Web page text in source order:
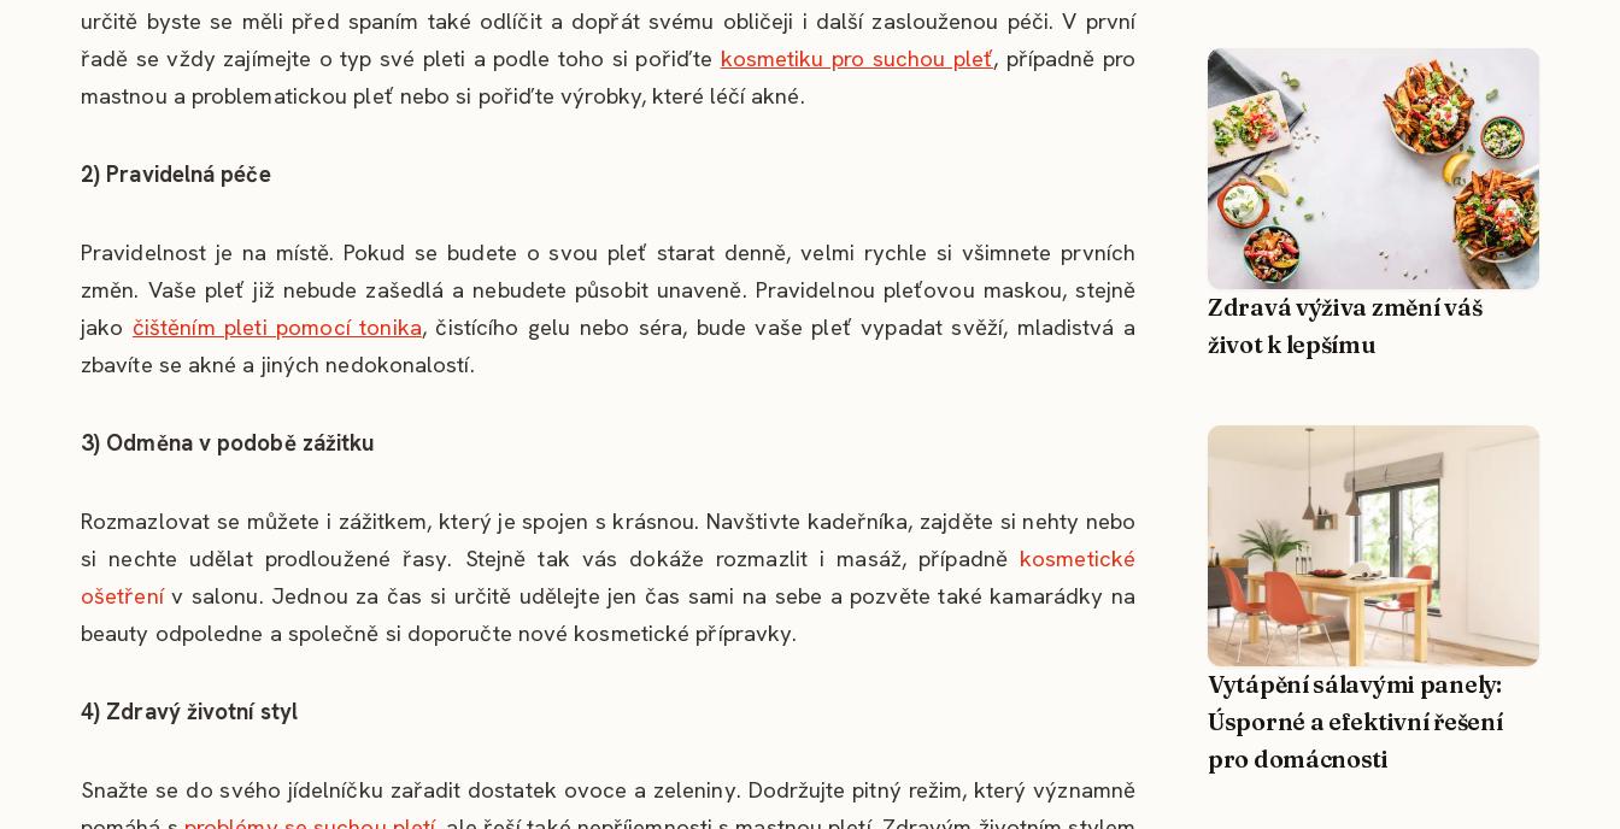
určitě byste se měli před spaním také odlíčit a dopřát svému obličeji i další zaslouženou péči. V první
řadě se vždy zajímejte o typ své pleti a podle toho si pořiďte kosmetiku pro suchou pleť, případně pro
mastnou a problematickou pleť nebo si pořiďte výrobky, které léčí akné.
2) Pravidelná péče
Pravidelnost je na místě. Pokud se budete o svou pleť starat denně, velmi rychle si všimnete prvních
změn. Vaše pleť již nebude zašedlá a nebudete působit unaveně. Pravidelnou pleťovou maskou, stejně
jako čištěním pleti pomocí tonika, čistícího gelu nebo séra, bude vaše pleť vypadat svěží, mladistvá a
zbavíte se akné a jiných nedokonalostí.
3) Odměna v podobě zážitku
Rozmazlovat se můžete i zážitkem, který je spojen s krásnou. Navštivte kadeřníka, zajděte si nehty nebo
si nechte udělat prodloužené řasy. Stejně tak vás dokáže rozmazlit i masáž, případně kosmetické
ošetřenív salonu. Jednou za čas si určitě udělejte jen čas sami na sebe a pozvěte také kamarádky na
beauty odpoledne a společně si doporučte nové kosmetické přípravky.
4) Zdravý životní styl
Snažte se do svého jídelníčku zařadit dostatek ovoce a zeleniny. Dodržujte pitný režim, který významně
Zdravá výživa změní váš
život k lepšímu
Vytápění sálavými panely:
Úsporné a efektivní řešení
pro domácnosti